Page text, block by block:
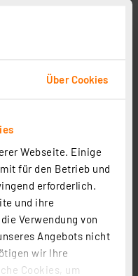
Über Cookies
Webseite. Einige
für den Betrieb und
erforderlich.
und ihre
Verwendung von
Angebots nicht
wir Ihre
Cookies, um
inkl. MwSt.